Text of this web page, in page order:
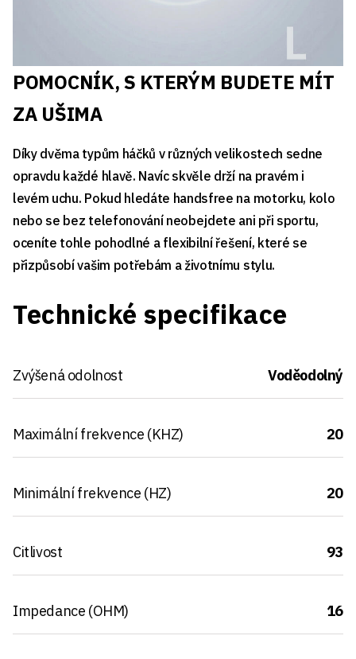
POMOCNÍK, S KTERÝM BUDETE MÍT
ZA UŠIMA
Díky dvěma typům háčků v různých velikostech sedne
opravdu každé hlavě. Navíc skvěle drží na pravém i
levém uchu. Pokud hledáte handsfree na motorku, kolo
nebo se bez telefonování neobejdete ani při sportu,
oceníte tohle pohodlné a flexibilní řešení, které se
přizpůsobí vašim potřebám a životnímu stylu.
Technické specifikace
Zvýšená odolnost Voděodolný
Maximální frekvence (KHZ) 20
Minimální frekvence (HZ) 20
Citlivost 93
Impedance (OHM) 16